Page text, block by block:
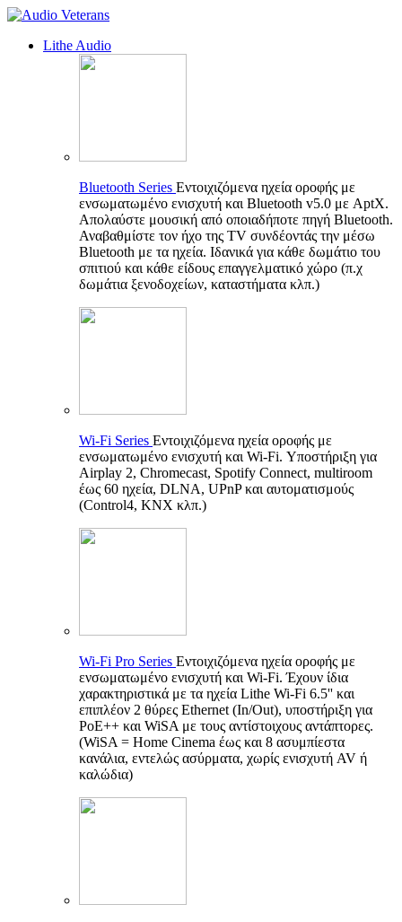
Lithe Audio
Bluetooth Series Εντοιχιζόμενα ηχεία οροφής με
ενσωματωμένο ενισχυτή και Bluetooth v5.0 με AptX.
Απολαύστε μουσική από οποιαδήποτε πηγή Bluetooth.
Αναβαθμίστε τον ήχο της TV συνδέοντάς την μέσω
Bluetooth με τα ηχεία. Ιδανικά για κάθε δωμάτιο του
σπιτιού και κάθε είδους επαγγελματικό χώρο (π.χ
δωμάτια ξενοδοχείων, καταστήματα κλπ.)
Wi-Fi Series Εντοιχιζόμενα ηχεία οροφής με
ενσωματωμένο ενισχυτή και Wi-Fi. Υποστήριξη για
Airplay 2, Chromecast, Spotify Connect, multiroom
έως 60 ηχεία, DLNA, UPnP και αυτοματισμούς
(Control4, KNX κλπ.)
Wi-Fi Pro Series Εντοιχιζόμενα ηχεία οροφής με
ενσωματωμένο ενισχυτή και Wi-Fi. Έχουν ίδια
χαρακτηριστικά με τα ηχεία Lithe Wi-Fi 6.5'' και
επιπλέον 2 θύρες Ethernet (In/Out), υποστήριξη για
PoE++ και WiSA με τους αντίστοιχους αντάπτορες.
(WiSA = Home Cinema έως και 8 ασυμπίεστα
κανάλια, εντελώς ασύρματα, χωρίς ενισχυτή AV ή
καλώδια)